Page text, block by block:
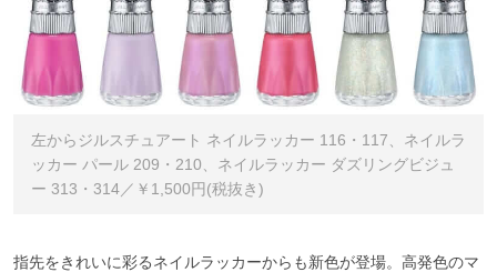
左からジルスチュアート ネイルラッカー 116・117、ネイルラ
ッカー パール 209・210、ネイルラッカー ダズリングビジュ
ー 313・314／￥1,500円(税抜き)
指先をきれいに彩るネイルラッカーからも新色が登場。高発色のマ